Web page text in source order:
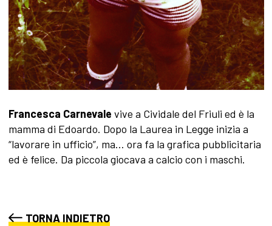
Francesca Carnevale vive a Cividale del Friuli ed è la
mamma di Edoardo. Dopo la Laurea in Legge inizia a
“lavorare in ufficio”, ma… ora fa la grafica pubblicitaria
ed è felice. Da piccola giocava a calcio con i maschi.
TORNA INDIETRO